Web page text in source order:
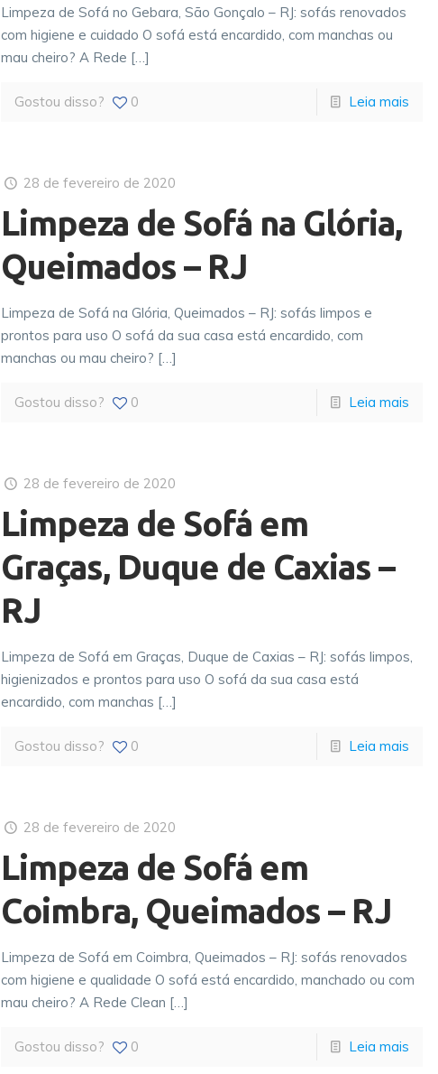
Limpeza de Sofá no Gebara, São Gonçalo – RJ: sofás renovados
com higiene e cuidado O sofá está encardido, com manchas ou
mau cheiro? A Rede […]
Gostou disso? 0 Leia mais
28 de fevereiro de 2020
Limpeza de Sofá na Glória,
Queimados – RJ
Limpeza de Sofá na Glória, Queimados – RJ: sofás limpos e
prontos para uso O sofá da sua casa está encardido, com
manchas ou mau cheiro? […]
Gostou disso? 0 Leia mais
28 de fevereiro de 2020
Limpeza de Sofá em
Graças, Duque de Caxias –
RJ
Limpeza de Sofá em Graças, Duque de Caxias – RJ: sofás limpos,
higienizados e prontos para uso O sofá da sua casa está
encardido, com manchas […]
Gostou disso? 0 Leia mais
28 de fevereiro de 2020
Limpeza de Sofá em
Coimbra, Queimados – RJ
Limpeza de Sofá em Coimbra, Queimados – RJ: sofás renovados
com higiene e qualidade O sofá está encardido, manchado ou com
mau cheiro? A Rede Clean […]
Gostou disso? 0 Leia mais